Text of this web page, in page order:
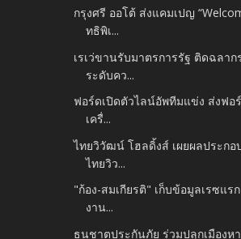
กรุงศรี ออโต้ ส่งแคมเปญ
ทธิพิเ...
เรเว่ขานรับมาตรการรัฐ ติดฉลา
ระดับคว...
ฟอร์ดเปิดตัวไลน์อัพทีมแข่ง ส่งฟอร์
เครื่...
ไทยวิวัฒน์ โฮลดิ้งส์ เผยผลประกอ
ไทยวิว...
"ก้อง-สมเกียรติ" เก็บข้อมูลเรซแร
งาน...
ธนชาตประกันภัย ร่วมปลุกเมืองห